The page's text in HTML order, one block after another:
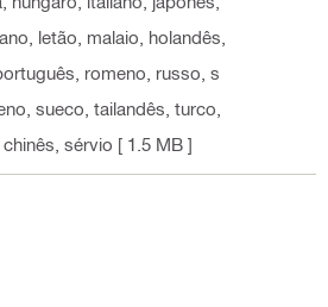
letão, malaio, holandês,
romeno, russo, s
sueco, tailandês, turco,
chinês, sérvio [ 1.5 MB ]